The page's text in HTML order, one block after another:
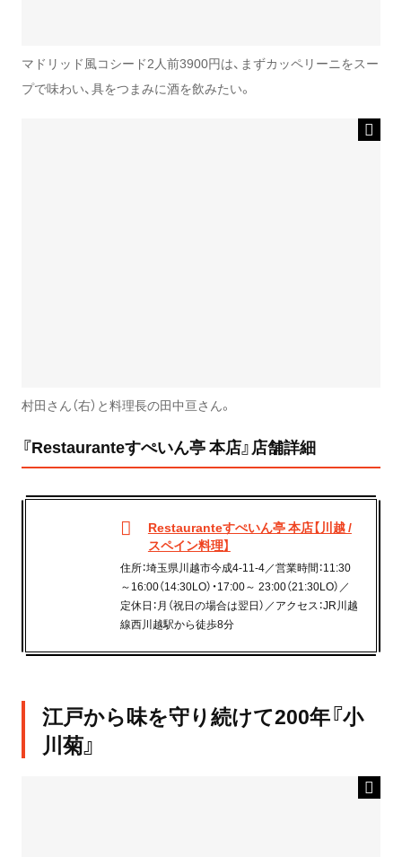
マドリッド風コシード2人前3900円は、まずカッペリーニをスー
プで味わい、具をつまみに酒を飲みたい。
村田さん（右）と料理長の田中亘さん。
『Restauranteすぺいん亭 本店』店舗詳細
Restauranteすぺいん亭 本店【川越 /
スペイン料理】
住所：埼玉県川越市今成4-11-4／営業時間：11:30
～16:00（14:30LO）・17:00～ 23:00（21:30LO）／
定休日：月（祝日の場合は翌日）／アクセス：JR川越
線西川越駅から徒歩8分
江戸から味を守り続けて200年『小
川菊』